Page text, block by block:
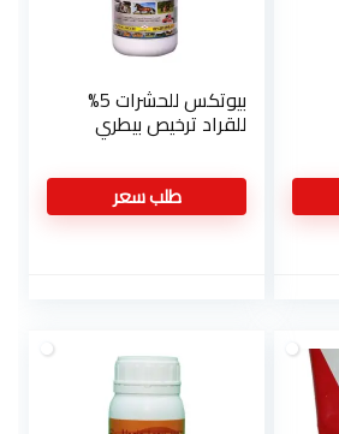
بيوتكس للحشرات 5%
للقراد ترخيص بيطري
طلب سعر